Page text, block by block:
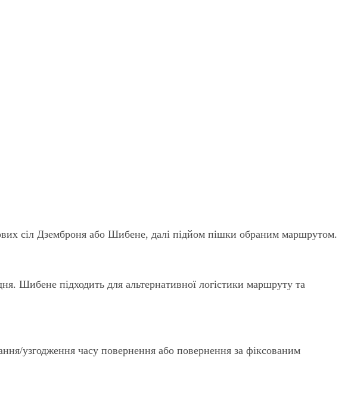
сіл Дземброня або Шибене, далі підйом пішки обраним маршрутом.
Шибене підходить для альтернативної логістики маршруту та
узгодження часу повернення або повернення за фіксованим